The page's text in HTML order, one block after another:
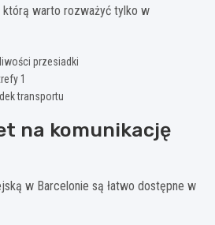
którą warto rozważyć tylko w
przesiadki
1
transportu
na komunikację
w Barcelonie są łatwo dostępne w